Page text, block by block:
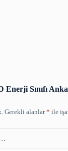
Enerji Sınıfı
Gerekli alanlar* ile